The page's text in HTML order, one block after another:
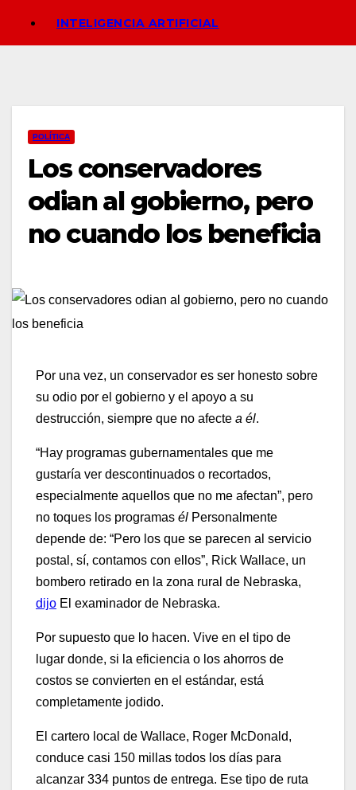
INTELIGENCIA ARTIFICIAL
POLÍTICA
Los conservadores
odian al gobierno, pero
no cuando los beneficia
Por una vez, un conservador es ser honesto sobre
su odio por el gobierno y el apoyo a su
destrucción, siempre que no afecte a él.
“Hay programas gubernamentales que me
gustaría ver descontinuados o recortados,
especialmente aquellos que no me afectan”, pero
no toques los programas él Personalmente
depende de: “Pero los que se parecen al servicio
postal, sí, contamos con ellos”, Rick Wallace, un
bombero retirado en la zona rural de Nebraska,
dijo El examinador de Nebraska.
Por supuesto que lo hacen. Vive en el tipo de
lugar donde, si la eficiencia o los ahorros de
costos se convierten en el estándar, está
completamente jodido.
El cartero local de Wallace, Roger McDonald,
conduce casi 150 millas todos los días para
alcanzar 334 puntos de entrega. Ese tipo de ruta